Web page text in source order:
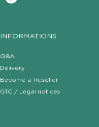
INFORMATIONS
Q&A
Delivery
Become a Reseller
GTC / Legal notices